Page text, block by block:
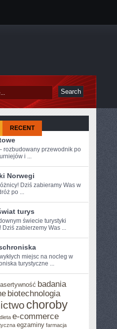
RECENT
rozbudowany przewodnik po
i ...
Norwegi
Dziś ⁤zabieramy Was⁤ w
po ...
turys
świecie turystyki
Dziś zabierzemy Was ...
miejsc na nocleg w
⁢turystyczne ...
asertywność badania
biotechnologia
choroby
dieta e-commerce
egzaminy farmacja